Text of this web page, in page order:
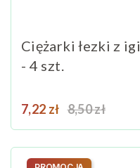
Ciężarki łezki z
- 4 szt.
Cena
7,22 zł Cena
8,50 zł